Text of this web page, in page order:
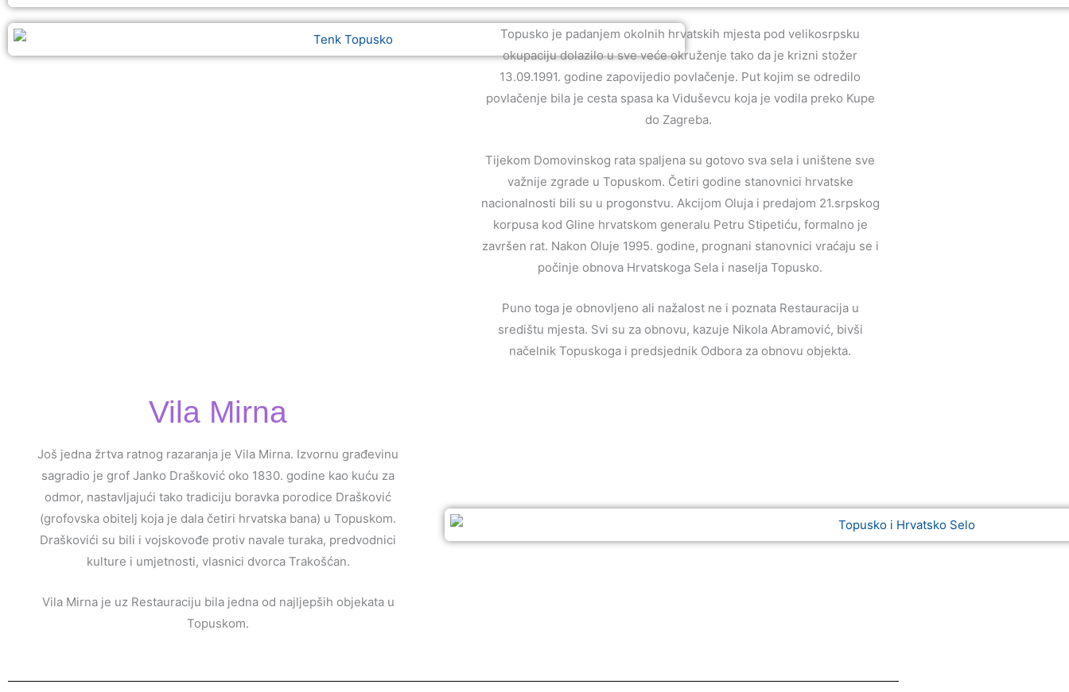
Topusko je padanjem okolnih hrvatskih mjesta pod velikosrpsku
okupaciju dolazilo u sve veće okruženje tako da je krizni stožer
13.09.1991. godine zapovijedio povlačenje. Put kojim se odredilo
povlačenje bila je cesta spasa ka Viduševcu koja je vodila preko Kupe
do Zagreba.
Tijekom Domovinskog rata spaljena su gotovo sva sela i uništene sve
važnije zgrade u Topuskom. Četiri godine stanovnici hrvatske
nacionalnosti bili su u progonstvu. Akcijom Oluja i predajom 21.srpskog
korpusa kod Gline hrvatskom generalu Petru Stipetiću, formalno je
završen rat. Nakon Oluje 1995. godine, prognani stanovnici vraćaju se i
počinje obnova Hrvatskoga Sela i naselja Topusko.
Puno toga je obnovljeno ali nažalost ne i poznata Restauracija u
središtu mjesta. Svi su za obnovu, kazuje Nikola Abramović, bivši
načelnik Topuskoga i predsjednik Odbora za obnovu objekta.
Vila Mirna
Još jedna žrtva ratnog razaranja je Vila Mirna. Izvornu građevinu
sagradio je grof Janko Drašković oko 1830. godine kao kuću za
odmor, nastavljajući tako tradiciju boravka porodice Drašković
(grofovska obitelj koja je dala četiri hrvatska bana) u Topuskom.
Draškovići su bili i vojskovođe protiv navale turaka, predvodnici
kulture i umjetnosti, vlasnici dvorca Trakošćan.
Vila Mirna je uz Restauraciju bila jedna od najljepših objekata u
Topuskom.